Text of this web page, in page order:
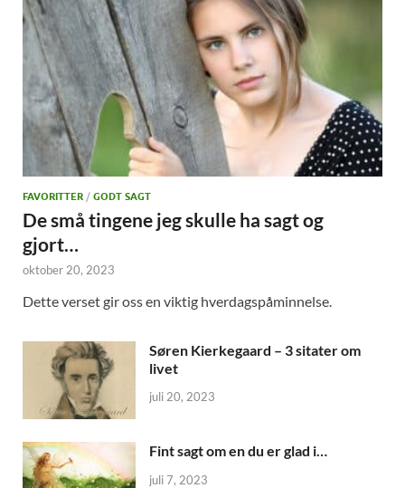
FAVORITTER / GODT SAGT
De små tingene jeg skulle ha sagt og
gjort…
oktober 20, 2023
Dette verset gir oss en viktig hverdagspåminnelse.
Søren Kierkegaard – 3 sitater om
livet
juli 20, 2023
Fint sagt om en du er glad i…
juli 7, 2023